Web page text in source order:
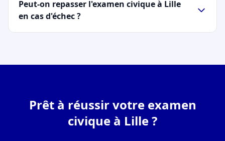
Peut-on repasser l'examen civique à Lille
en cas d'échec ?
Prêt à réussir votre examen
civique à Lille ?